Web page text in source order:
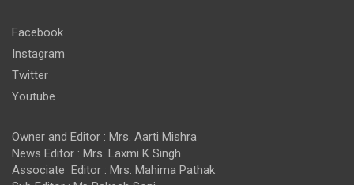
Facebook
Instagram
Twitter
Youtube
Owner and Editor : Mrs. Aarti Mishra
News Editor : Mrs. Laxmi K Singh
Associate Editor : Mrs. Mahima Pathak